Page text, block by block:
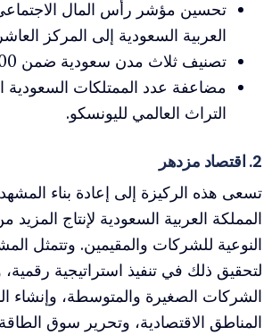
تحسين مؤشر رأس المال
العربية السعودية إلى المركز
تصنيف ثلاث مدن سعودية ضمن 100 مدينة عالمية.
مضاعفة عدد الممتلكات السعودية
التراث العالمي لليونسكو.
2. اقتصاد مزدهر
تسعى هذه الركيزة إلى إعادة بناء
المملكة العربية السعودية لإنتاج
النوعية للشركات والمقيمين. وتتمثل
لتحقيق ذلك في تنفيذ استراتيجية
الشركات الصغيرة والمتوسطة، وإنشاء
المناطق الاقتصادية، وتحرير سوق